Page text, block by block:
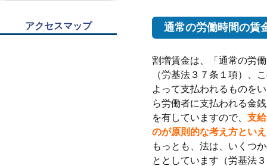
通常の労働時間の賃
割増賃金は、「通常の労
（労基法３７条１項）、
よって支払われるものを
ら労働者に支払われる金
を有していますので、 支
のが原則的な考え方とい
もっとも、法は、いくつ
ととしています（労基法
アクセスマップ